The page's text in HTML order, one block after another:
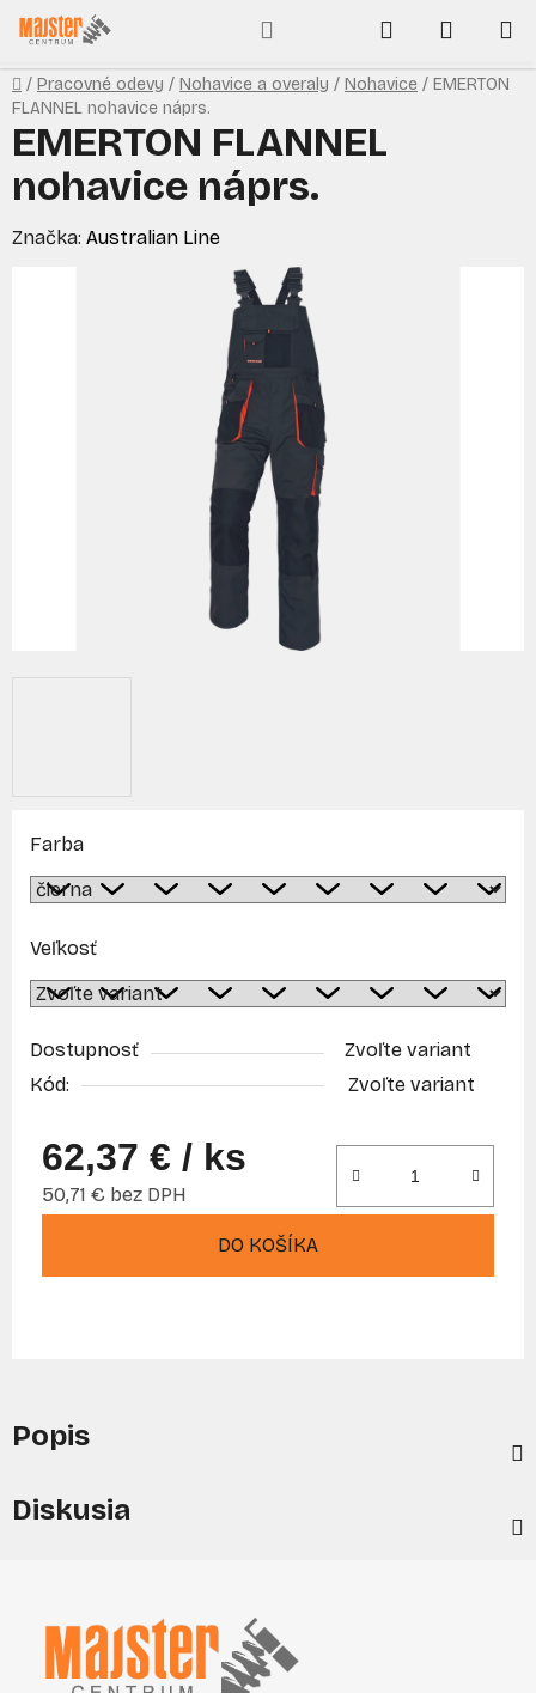
Prejsť
na
obsah
Hľadať
KOŠÍK
Domov
/ Pracovné odevy / Nohavice a overaly / Nohavice / EMERTON
FLANNEL nohavice náprs.
Farba
Veľkosť
Dostupnosť
Zvoľte variant
Kód:
Zvoľte variant
62,37 € / ks
50,71 € bez DPH
DO KOŠÍKA
EMERTON FLANNEL
nohavice náprs.
Značka: Australian Line
Popis
Diskusia